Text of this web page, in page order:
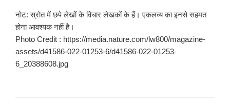
नोट: स्रोत में छपे लेखों के विचार लेखकों के हैं। एकलव्य का इनसे सहमत
होना आवश्यक नहीं है।
Photo Credit : https://media.nature.com/lw800/magazine-
assets/d41586-022-01253-6/d41586-022-01253-
6_20388608.jpg